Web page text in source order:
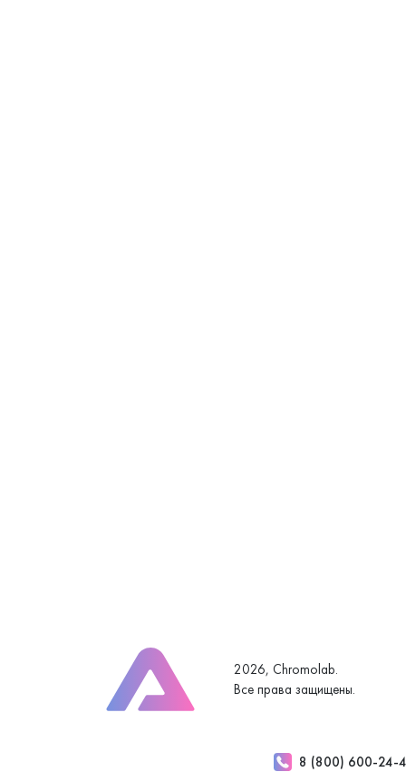
2026, Chromolab.
Все права защищены.
8 (800) 600-24-